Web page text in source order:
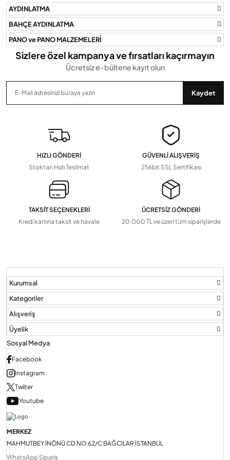
Bu ürüne benzer farklı alternatifler olmalı.
AYDINLATMA
BAHÇE AYDINLATMA
PANO ve PANO MALZEMELERİ
Sizlere özel kampanya ve fırsatları kaçırmayın
Ücretsiz e-bültene kayıt olun
Kaydet
HIZLI GÖNDERİ
Stoktan Hızlı Teslimat
GÜVENLİ ALIŞVERİŞ
256bit SSL Sertifikası
TAKSİT SEÇENEKLERİ
Kredi kartına taksit ve havale
ÜCRETSİZ GÖNDERİ
20.000 TL ve üzeri tüm siparişlerde
Kurumsal
Kategoriler
Alışveriş
Üyelik
Sosyal Medya
Facebook
Instagram
Twiiter
Youtube
MERKEZ
MAHMUTBEY İNÖNÜ CD NO:62/C BAĞCILAR İSTANBUL
WhatsApp Sipariş